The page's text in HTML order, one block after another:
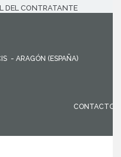
DEL CONTRATANTE
- ARAGÓN (ESPAÑA)
CONTACTO